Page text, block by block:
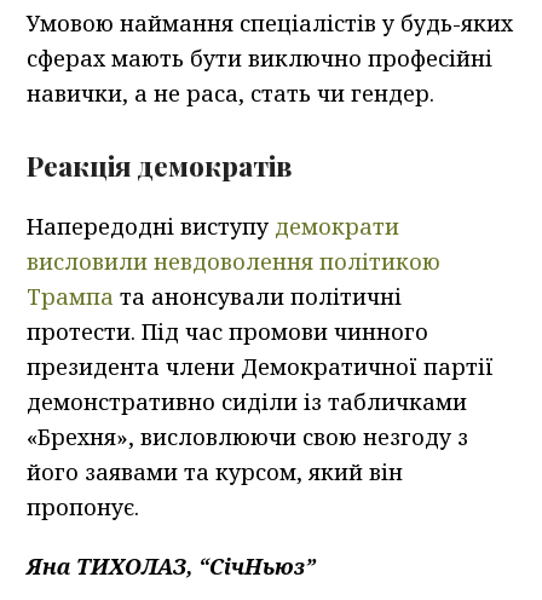
Умовою наймання спеціалістів у будь-яких
сферах мають бути виключно професійні
навички, а не раса, стать чи гендер.
Реакція демократів
Напередодні виступу демократи
висловили невдоволення політикою
Трампа та анонсували політичні
протести. Під час промови чинного
президента члени Демократичної партії
демонстративно сиділи із табличками
«Брехня», висловлюючи свою незгоду з
його заявами та курсом, який він
пропонує.
Яна ТИХОЛАЗ, “СічНьюз”